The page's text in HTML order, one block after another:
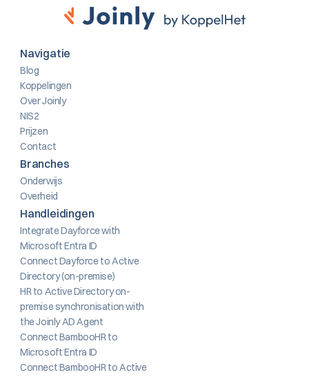
Navigatie
Blog
Koppelingen
Over Joinly
NIS2
Prijzen
Contact
Branches
Onderwijs
Overheid
Handleidingen
Integrate Dayforce with
Microsoft Entra ID
Connect Dayforce to Active
Directory (on-premise)
HR to Active Directory on-
premise synchronisation with
the Joinly AD Agent
Connect BambooHR to
Microsoft Entra ID
Connect BambooHR to Active